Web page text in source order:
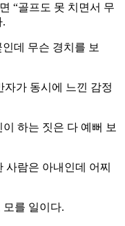
“골프도 못 치면서 무
.
데 무슨 경치를 보
자가 동시에 느낀 감정
하는 짓은 다 예뻐 보
사람은 아내인데 어찌
를 일이다.